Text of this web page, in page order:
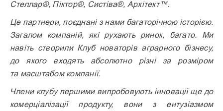
Стеллар®, Піктор®, Систіва®, Архітект™.
Це партнери, поєднані з нами багаторічною історією.
Загалом компаній, які рухають ринок, багато. Ми
навіть створили Клуб новаторів аграрного бізнесу,
до якого входять абсолютно різні за розміром
та масштабом компанії.
Члени клубу першими випробовують інновації ще до
комерціалізації продукту, вони з ентузіазмом